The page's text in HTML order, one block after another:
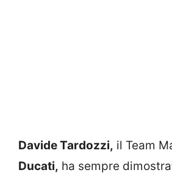
Davide Tardozzi, il Team
Ducati, ha sempre